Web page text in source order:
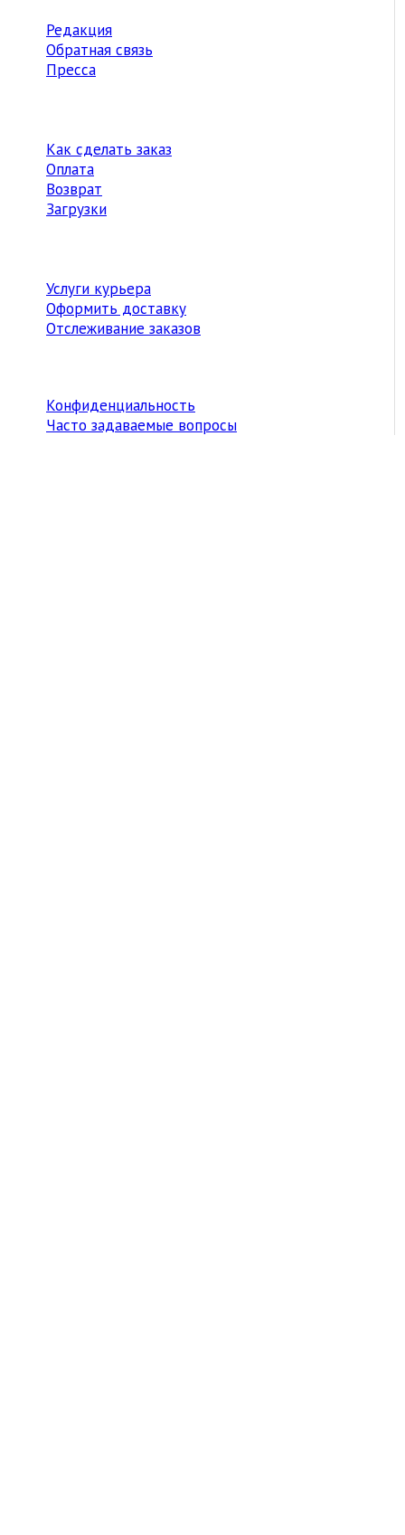
Редакция
Обратная связь
Пресса
Как сделать заказ
Оплата
Возврат
Загрузки
Услуги курьера
Оформить доставку
Отслеживание заказов
Конфиденциальность
Часто задаваемые вопросы